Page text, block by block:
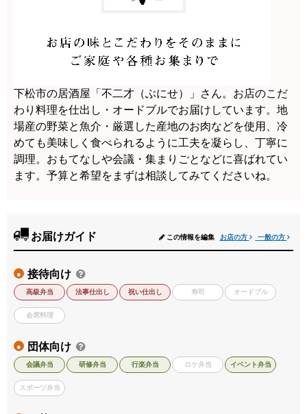
下松市の居酒屋「不二才（ぶにせ）」さん。お店のこだ
わり料理を仕出し・オードブルでお届けしています。地
場産の野菜と魚介・厳選した産地のお肉などを使用、冷
めても美味しく食べられるように工夫を凝らし、丁寧に
調理。おもてなしや会議・集まりごとなどに喜ばれてい
ます。予算と希望をまずは相談してみてくださいね。
お届けガイド この情報を編集 お店の方 一般の方
● 接待向け
高級弁当 法事仕出し 祝い仕出し 寿司 オードブル
会席料理
● 団体向け
会議弁当 研修弁当 行楽弁当 ロケ弁当 イベント弁当
スポーツ弁当